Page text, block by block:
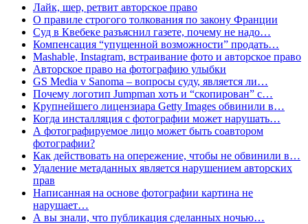
Лайк, шер, ретвит авторское право
О правиле строгого толкования по закону Франции
Суд в Квебеке разъяснил газете, почему не надо…
Компенсация “упущенной возможности” продать…
Mashable, Instagram, встраивание фото и авторское право
Авторское право на фотографию улыбки
GS Media v Sanoma – вопросы суду, является ли…
Почему логотип Jumpman хоть и “скопирован” с…
Крупнейшего лицензиара Getty Images обвинили в…
Когда инсталляция с фотографии может нарушать…
А фотографируемое лицо может быть соавтором
фотографии?
Как действовать на опережение, чтобы не обвинили в…
Удаление метаданных является нарушением авторских
прав
Написанная на основе фотографии картина не
нарушает…
А вы знали, что публикация сделанных ночью…